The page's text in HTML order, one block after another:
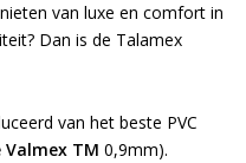
van luxe en comfort in
Dan is de Talamex
van het beste PVC
Valmex TM 0,9mm).